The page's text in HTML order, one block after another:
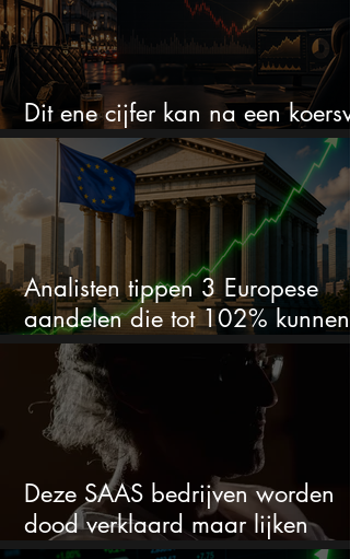
Dit ene cijfer kan na een
van 50% alles veranderen
Analisten tippen 3 Europese
aandelen die tot 102% kunnen
stijgen
Deze SAAS bedrijven worden
dood verklaard maar lijken